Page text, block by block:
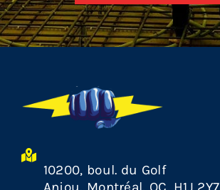
10200, boul. du Golf